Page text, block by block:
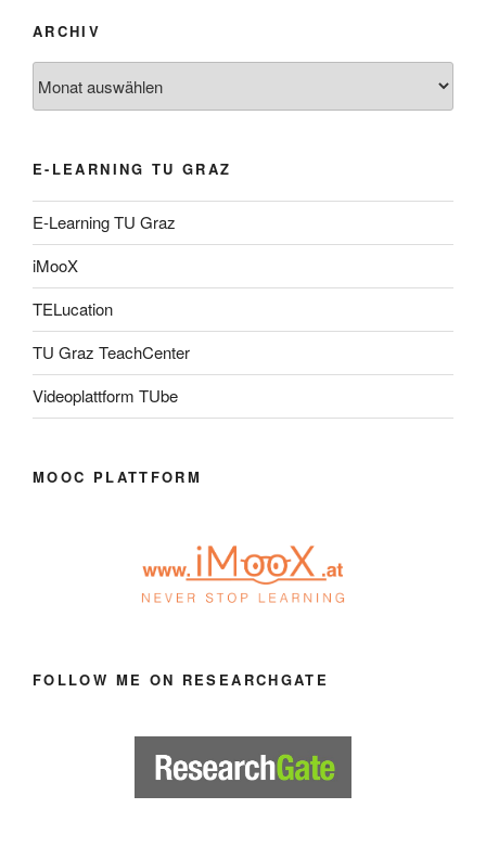
ARCHIV
E-LEARNING TU GRAZ
E-Learning TU Graz
iMooX
TELucation
TU Graz TeachCenter
Videoplattform TUbe
MOOC PLATTFORM
FOLLOW ME ON RESEARCHGATE